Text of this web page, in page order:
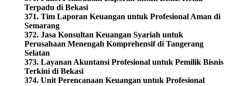
Terpadu di Bekasi
371. Tim Laporan Keuangan untuk Profesional Aman di
Semarang
372. Jasa Konsultan Keuangan Syariah untuk
Perusahaan Menengah Komprehensif di Tangerang
Selatan
373. Layanan Akuntansi Profesional untuk Pemilik Bisnis
Terkini di Bekasi
374. Unit Perencanaan Keuangan untuk Profesional